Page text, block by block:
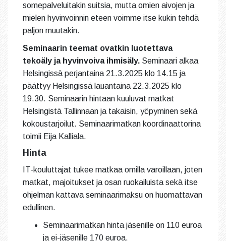
somepalveluitakin suitsia, mutta omien aivojen ja
mielen hyvinvoinnin eteen voimme itse kukin tehdä
paljon muutakin.
Seminaarin teemat ovatkin luotettava
tekoäly ja hyvinvoiva ihmisäly. Seminaari alkaa
Helsingissä perjantaina 21.3.2025 klo 14.15 ja
päättyy Helsingissä lauantaina 22.3.2025 klo
19.30. Seminaarin hintaan kuuluvat matkat
Helsingistä Tallinnaan ja takaisin, yöpyminen sekä
kokoustarjoilut. Seminaarimatkan koordinaattorina
toimii Eija Kalliala.
Hinta
IT-kouluttajat tukee matkaa omilla varoillaan, joten
matkat, majoitukset ja osan ruokailuista sekä itse
ohjelman kattava seminaarimaksu on huomattavan
edullinen.
Seminaarimatkan hinta jäsenille on 110 euroa
ja ei-jäsenille 170 euroa.